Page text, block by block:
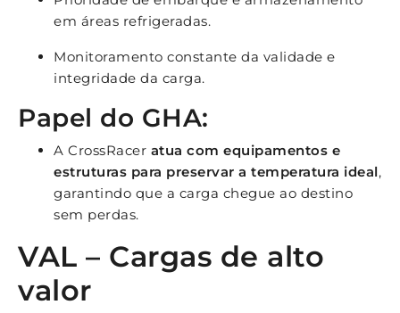
em áreas refrigeradas.
Monitoramento constante da validade e
integridade da carga.
Papel do GHA:
A CrossRacer atua com equipamentos e
estruturas para preservar a temperatura ideal,
garantindo que a carga chegue ao destino
sem perdas.
VAL – Cargas de alto
valor